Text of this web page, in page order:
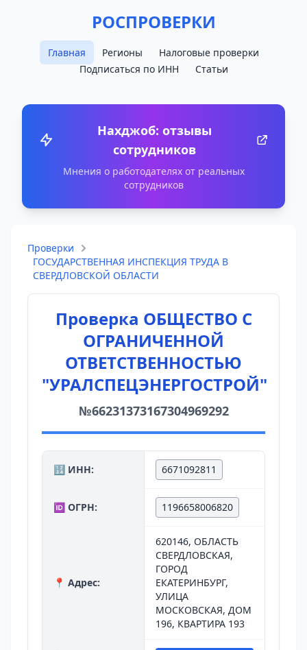
РОСПРОВЕРКИ
Главная Регионы
Налоговые проверки
Подписаться по ИНН
Статьи
Нахджоб: отзывы
сотрудников
Мнения о работодателях от реальных
сотрудников
Проверки
ГОСУДАРСТВЕННАЯ ИНСПЕКЦИЯ ТРУДА В
СВЕРДЛОВСКОЙ ОБЛАСТИ
Проверка ОБЩЕСТВО С
ОГРАНИЧЕННОЙ
ОТВЕТСТВЕННОСТЬЮ
"УРАЛСПЕЦЭНЕРГОСТРОЙ"
№66231373167304969292
🔢 ИНН: 6671092811
🆔 ОГРН: 1196658006820
📍 Адрес:
620146, ОБЛАСТЬ
СВЕРДЛОВСКАЯ,
ГОРОД
ЕКАТЕРИНБУРГ,
УЛИЦА
МОСКОВСКАЯ, ДОМ
196, КВАРТИРА 193